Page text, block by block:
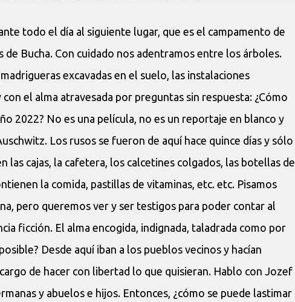
todo el día al siguiente lugar, que es el campamento de
Bucha. Con cuidado nos adentramos entre los árboles.
excavadas en el suelo, las instalaciones
el alma atravesada por preguntas sin respuesta: ¿Cómo
2022? No es una película, no es un reportaje en blanco y
Los rusos se fueron de aquí hace quince días y sólo
cajas, la cafetera, los calcetines colgados, las botellas de
la comida, pastillas de vitaminas, etc. etc. Pisamos
pero queremos ver y ser testigos para poder contar al
ficción. El alma encogida, indignada, taladrada como por
Desde aquí iban a los pueblos vecinos y hacían
de hacer con libertad lo que quisieran. Hablo con Jozef
y abuelos e hijos. Entonces, ¿cómo se puede lastimar